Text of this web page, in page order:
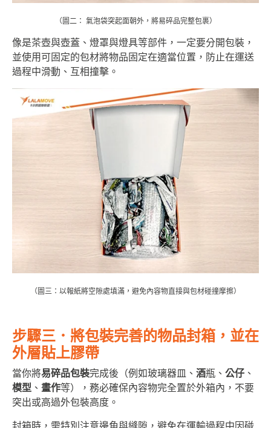
（圖二： 氣泡袋突起面朝外，將易碎品完整包裹）
像是茶壺與壺蓋、燈罩與燈具等部件，一定要分開包裝，
並使用可固定的包材將物品固定在適當位置，防止在運送
過程中滑動、互相撞擊。
（圖三：以報紙將空隙處填滿，避免內容物直接與包材碰撞摩擦）
步驟三．將包裝完善的物品封箱，並在
外層貼上膠帶
當你將易碎品包裝完成後（例如玻璃器皿、 酒瓶、 公仔 、
模型 、 畫作等），務必確保內容物完全置於外箱內，不要
突出或高過外包裝高度。